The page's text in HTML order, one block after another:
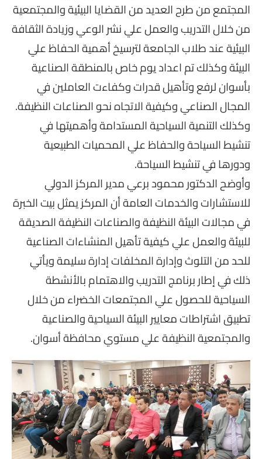
المجتمع من طرح العديد من القضايا البيئية والمجتمعية
من خلال التدريب والعمل علي نشر الوعي وزيادة الثقافة
البيئية عند طلاب الجامعة لترسيخ أهمية الحفاظ علي
البيئة وكذلك تم اعداد يوم خاص بالمنطقة الصناعية
بأسوان لرفع وتأهيل قدرات وكفاءت العاملين في
المجال الصناعي وكيفية الاتجاه نحو الصناعات النظيفة.
وكذلك التنمية السياحية المستدامة وأهميتها في
تنشيط السياحة والحفاظ علي المحميات الطبيعية
ودورها في تنشيط السياحة.
وأوضح الدكتور محمود برعي مدير المركز الدولي
للاستشارات والخدمات العامة أن المركز يمثل بيت الخبرة
في مجالات البيئة النظيفة والصناعات النظيفة الصديقة
للبيئة والعمل علي كيفية تأهيل المنشاءات الصناعية
للحد من التلوث وإدارة المخلفات إدارة سليمة ويأتي
ذلك في إطار برنامج التدريب والاهتمام بالأنشطة
السياحية للحصول علي المجتمعات الخضراء من خلال
تطبيق اشتراطات معايير البيئة السياحية والصناعية
والمجتمعية النظيفة علي مستوي محافظة أسوان.